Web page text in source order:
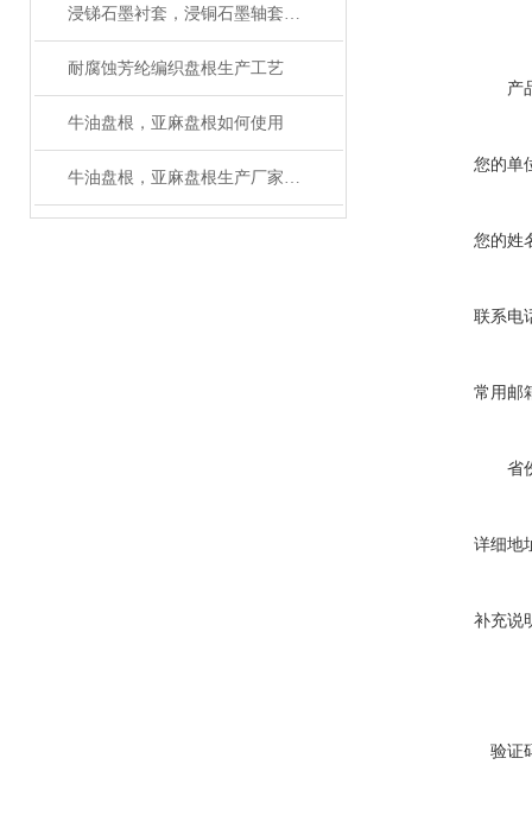
浸锑石墨衬套，浸铜石墨轴套厂家直销（质量保障）
耐腐蚀芳纶编织盘根生产工艺
牛油盘根，亚麻盘根如何使用
牛油盘根，亚麻盘根生产厂家有大量现货
产
您的单
您的姓
联系电
常用邮
省
详细地
补充说
验证